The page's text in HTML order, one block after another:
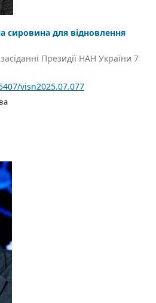
сировина для відновлення
Президії НАН України 7
visn2025.07.077